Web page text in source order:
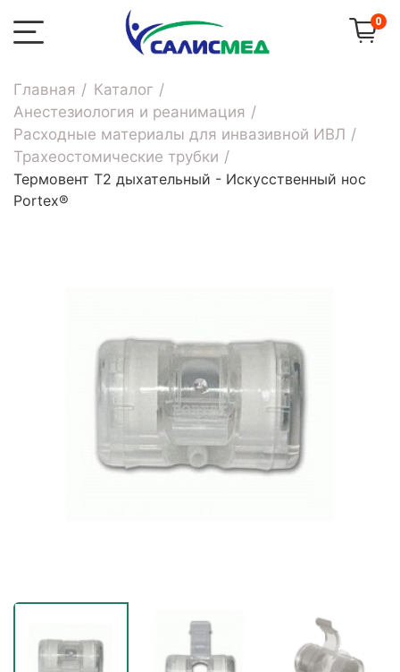
0
Главная
Каталог
Анестезиология и реанимация
Расходные материалы для инвазивной ИВЛ
Трахеостомические трубки
Термовент Т2 дыхательный - Искусственный нос
Portex®